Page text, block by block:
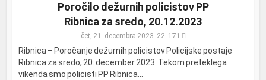
Poročilo dežurnih policistov PP
Ribnica za sredo, 20.12.2023
čet, 21. decembra 2023 171
Ribnica – Poročanje dežurnih policistov Policijske postaje
Ribnica za sredo, 20. december 2023: Tekom preteklega
vikenda smo policisti PP Ribnica...